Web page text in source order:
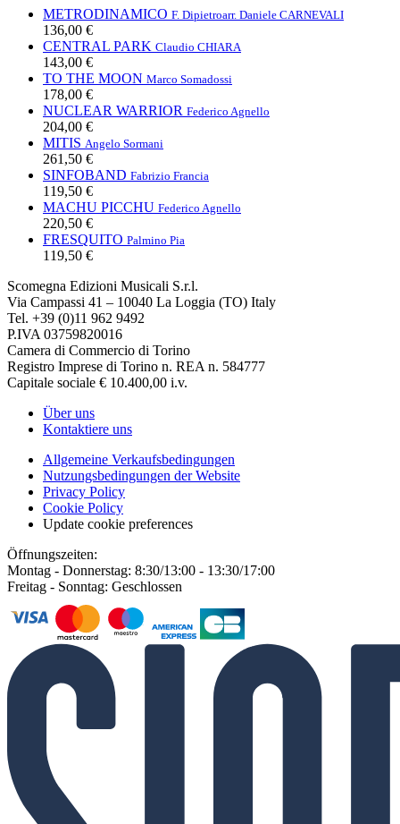
METRODINAMICO F. Dipietroarr. Daniele CARNEVALI
136,00 €
CENTRAL PARK Claudio CHIARA
143,00 €
TO THE MOON Marco Somadossi
178,00 €
NUCLEAR WARRIOR Federico Agnello
204,00 €
MITIS Angelo Sormani
261,50 €
SINFOBAND Fabrizio Francia
119,50 €
MACHU PICCHU Federico Agnello
220,50 €
FRESQUITO Palmino Pia
119,50 €
Scomegna Edizioni Musicali S.r.l.
Via Campassi 41 – 10040 La Loggia (TO) Italy
Tel. +39 (0)11 962 9492
P.IVA 03759820016
Camera di Commercio di Torino
Registro Imprese di Torino n. REA n. 584777
Capitale sociale € 10.400,00 i.v.
Über uns
Kontaktiere uns
Allgemeine Verkaufsbedingungen
Nutzungsbedingungen der Website
Privacy Policy
Cookie Policy
Update cookie preferences
Öffnungszeiten:
Montag - Donnerstag: 8:30/13:00 - 13:30/17:00
Freitag - Sonntag: Geschlossen